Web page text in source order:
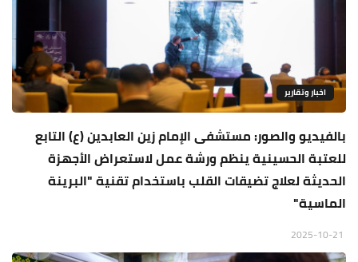
اخبار وتقارير
بالفيديو والصور: مستشفى الإمام زين العابدين (ع) التابع
للعتبة الحسينية ينظم ورشة عمل لاستعراض الأجهزة
الحديثة لعلاج تضيقات القلب باستخدام تقنية "البرينة
الماسية"